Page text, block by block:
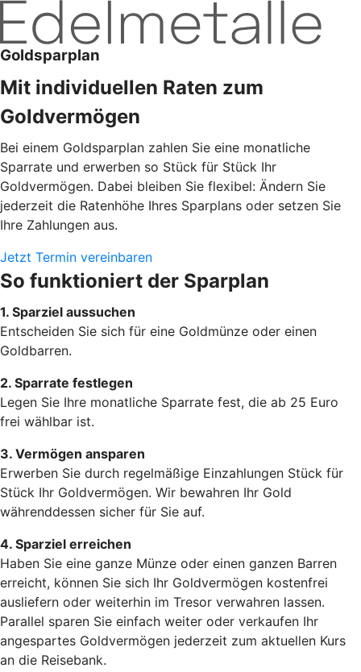
Goldsparplan
Mit individuellen Raten zum
Goldvermögen
Bei einem Goldsparplan zahlen Sie eine monatliche
Sparrate und erwerben so Stück für Stück Ihr
Goldvermögen. Dabei bleiben Sie flexibel: Ändern Sie
jederzeit die Ratenhöhe Ihres Sparplans oder setzen Sie
Ihre Zahlungen aus.
Jetzt Termin vereinbaren
So funktioniert der Sparplan
1. Sparziel aussuchen
Entscheiden Sie sich für eine Goldmünze oder einen
Goldbarren.
2. Sparrate festlegen
Legen Sie Ihre monatliche Sparrate fest, die ab 25 Euro
frei wählbar ist.
3. Vermögen ansparen
Erwerben Sie durch regelmäßige Einzahlungen Stück für
Stück Ihr Goldvermögen. Wir bewahren Ihr Gold
währenddessen sicher für Sie auf.
4. Sparziel erreichen
Haben Sie eine ganze Münze oder einen ganzen Barren
erreicht, können Sie sich Ihr Goldvermögen kostenfrei
ausliefern oder weiterhin im Tresor verwahren lassen.
Parallel sparen Sie einfach weiter oder verkaufen Ihr
angespartes Goldvermögen jederzeit zum aktuellen Kurs
an die Reisebank.